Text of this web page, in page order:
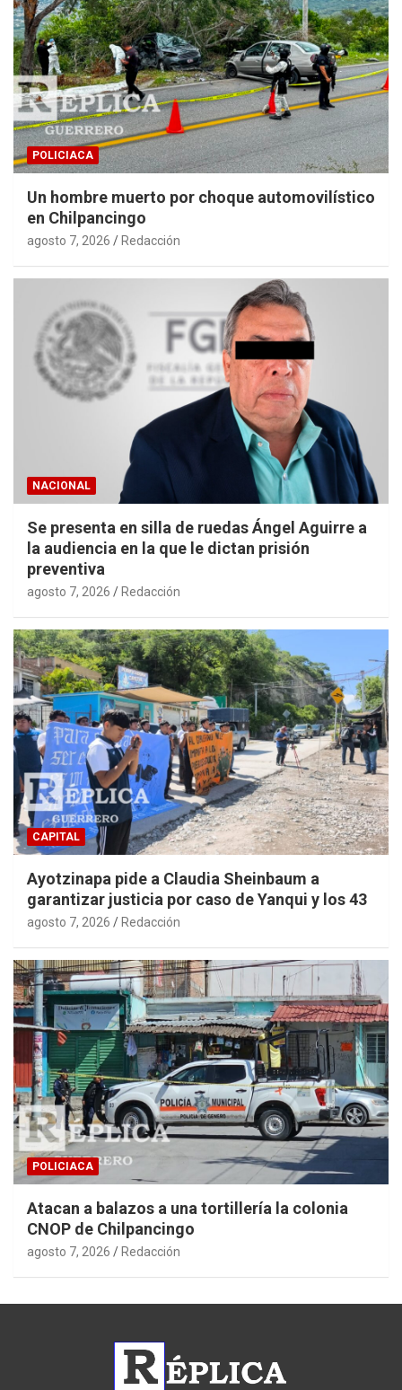
POLICIACA
Un hombre muerto por choque automovilístico
en Chilpancingo
agosto 7, 2026 Redacción
NACIONAL
Se presenta en silla de ruedas Ángel Aguirre a
la audiencia en la que le dictan prisión
preventiva
agosto 7, 2026 Redacción
CAPITAL
Ayotzinapa pide a Claudia Sheinbaum a
garantizar justicia por caso de Yanqui y los 43
agosto 7, 2026 Redacción
POLICIACA
Atacan a balazos a una tortillería la colonia
CNOP de Chilpancingo
agosto 7, 2026 Redacción